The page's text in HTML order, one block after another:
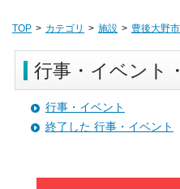
TOP カテゴリ 施設 豊後大野
行事・イベント
行事・イベント
終了した 行事・イベント